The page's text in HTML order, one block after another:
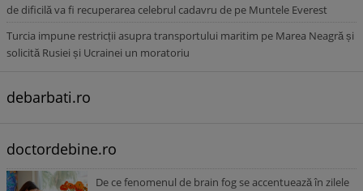
de dificilă va fi recuperarea celebrul cadavru de pe Muntele Everest
Turcia impune restricții asupra transportului maritim pe Marea Neagră și
solicită Rusiei și Ucrainei un moratoriu
debarbati.ro
doctordebine.ro
De ce fenomenul de brain fog se accentuează în zilele